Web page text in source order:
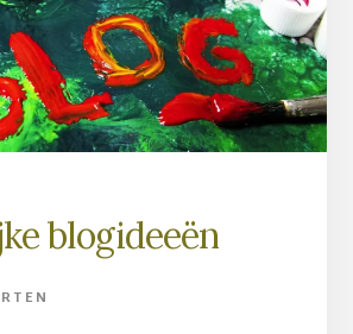
blogideeën